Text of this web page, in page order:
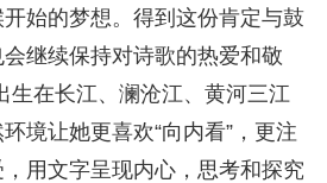
始的梦想。得到这份肯定与鼓
继续保持对诗歌的热爱和敬
生在长江、澜沧江、黄河三江
境让她更喜欢“向内看”，更注
用文字呈现内心，思考和探究